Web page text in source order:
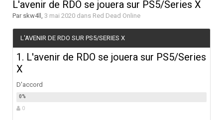
L'avenir de RDO se jouera sur PS5/Series X
Par skw4ll 3 mai 2020 dans Red Dead Online
L'AVENIR DE RDO SUR PS5/SERIES X
1. L'avenir de RDO se jouera sur PS5/Series
X
D'accord
0